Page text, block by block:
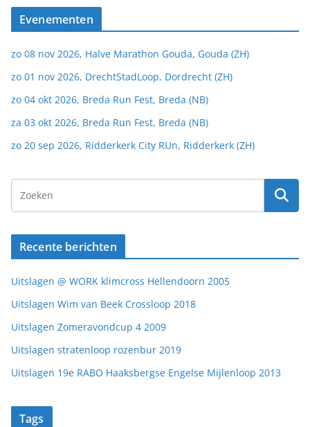
Evenementen
zo 08 nov 2026, Halve Marathon Gouda, Gouda (ZH)
zo 01 nov 2026, DrechtStadLoop, Dordrecht (ZH)
zo 04 okt 2026, Breda Run Fest, Breda (NB)
za 03 okt 2026, Breda Run Fest, Breda (NB)
zo 20 sep 2026, Ridderkerk City RUn, Ridderkerk (ZH)
Recente berichten
Uitslagen @ WORK klimcross Hellendoorn 2005
Uitslagen Wim van Beek Crossloop 2018
Uitslagen Zomeravondcup 4 2009
Uitslagen stratenloop rozenbur 2019
Uitslagen 19e RABO Haaksbergse Engelse Mijlenloop 2013
Tags